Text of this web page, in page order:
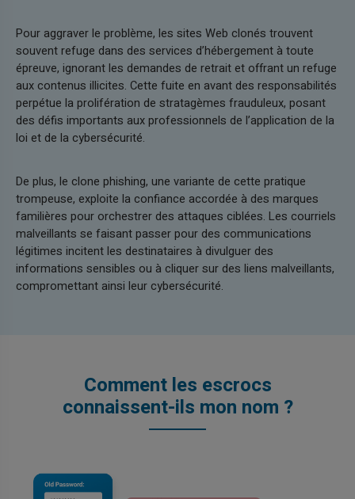
Pour aggraver le problème, les sites Web clonés trouvent
souvent refuge dans des services d’hébergement à toute
épreuve, ignorant les demandes de retrait et offrant un refuge
aux contenus illicites. Cette fuite en avant des responsabilités
perpétue la prolifération de stratagèmes frauduleux, posant
des défis importants aux professionnels de l’application de la
loi et de la cybersécurité.
De plus, le clone phishing, une variante de cette pratique
trompeuse, exploite la confiance accordée à des marques
familières pour orchestrer des attaques ciblées. Les courriels
malveillants se faisant passer pour des communications
légitimes incitent les destinataires à divulguer des
informations sensibles ou à cliquer sur des liens malveillants,
compromettant ainsi leur cybersécurité.
Comment les escrocs
connaissent-ils mon nom ?